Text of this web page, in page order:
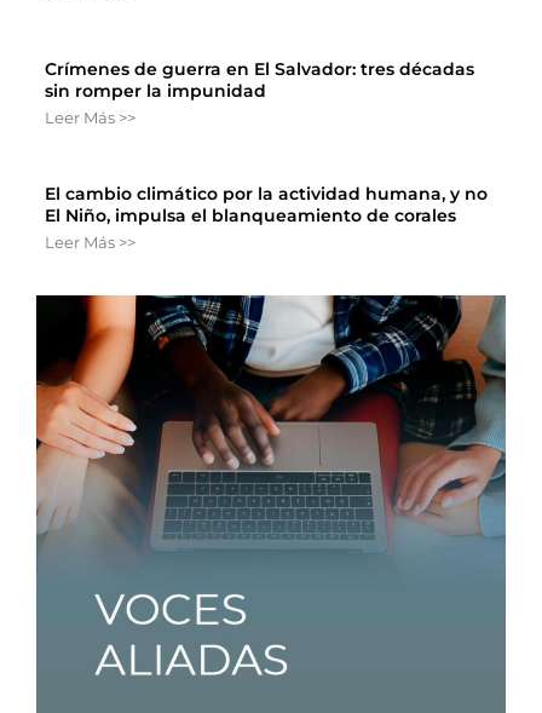
Crímenes de guerra en El Salvador: tres décadas
sin romper la impunidad
Leer Más >>
El cambio climático por la actividad humana, y no
El Niño, impulsa el blanqueamiento de corales
Leer Más >>